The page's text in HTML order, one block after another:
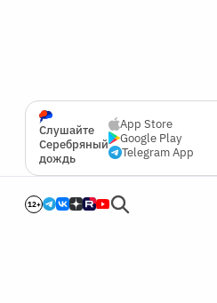
Слушайте
Серебряный
дождь
App Store
Google Play
Telegram App
12+